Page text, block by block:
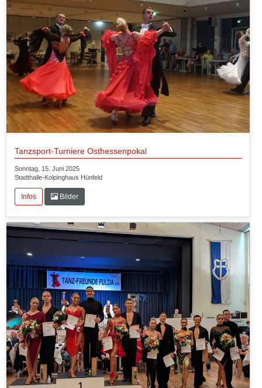
Tanzsport-Turniere Osthessenpokal
Sonntag, 15. Juni 2025
Stadthalle-Kolpinghaus Hünfeld
Infos Bilder